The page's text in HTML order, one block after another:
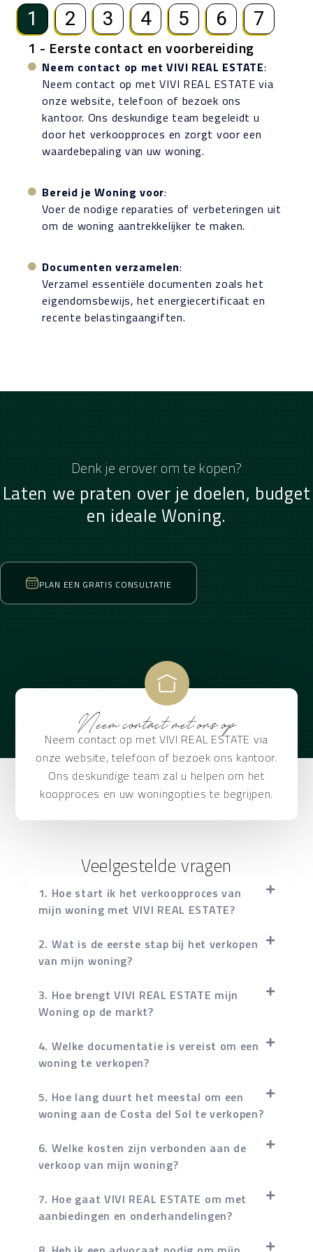
1 2 3 4 5 6 7
1 - Eerste contact en voorbereiding
Neem contact op met VIVI REAL ESTATE:
Neem contact op met VIVI REAL ESTATE via
onze website, telefoon of bezoek ons
kantoor. Ons deskundige team begeleidt u
door het verkoopproces en zorgt voor een
waardebepaling van uw woning.
Bereid je Woning voor:
Voer de nodige reparaties of verbeteringen uit
om de woning aantrekkelijker te maken.
Documenten verzamelen:
Verzamel essentiële documenten zoals het
eigendomsbewijs, het energiecertificaat en
recente belastingaangiften.
Denk je erover om te kopen?
Laten we praten over je doelen, budget
en ideale Woning.
PLAN EEN GRATIS CONSULTATIE
Neem contact met ons op
Neem contact op met VIVI REAL ESTATE via
onze website, telefoon of bezoek ons kantoor.
Ons deskundige team zal u helpen om het
koopproces en uw woningopties te begrijpen.
Veelgestelde vragen
1. Hoe start ik het verkoopproces van
mijn woning met VIVI REAL ESTATE?
2. Wat is de eerste stap bij het verkopen
van mijn woning?
3. Hoe brengt VIVI REAL ESTATE mijn
Woning op de markt?
4. Welke documentatie is vereist om een
woning te verkopen?
5. Hoe lang duurt het meestal om een
woning aan de Costa del Sol te verkopen?
6. Welke kosten zijn verbonden aan de
verkoop van mijn woning?
7. Hoe gaat VIVI REAL ESTATE om met
aanbiedingen en onderhandelingen?